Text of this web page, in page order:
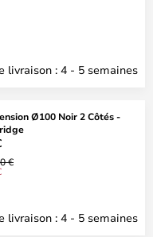
livraison : 4 - 5 semaines
Ø100 Noir 2 Côtés -
€
livraison : 4 - 5 semaines